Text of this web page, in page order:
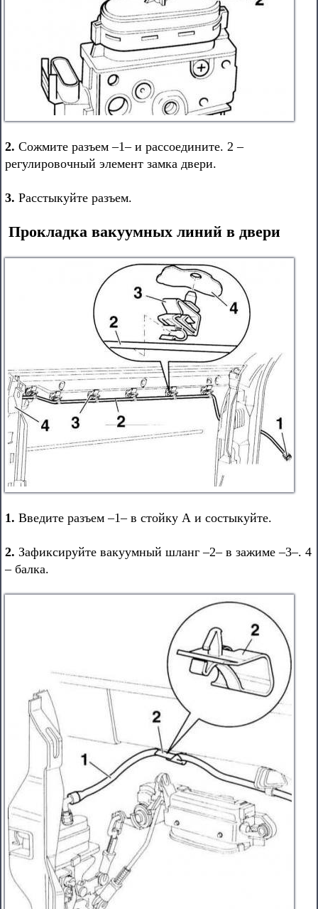
2. Сожмите разъем –1– и рассоедините. 2 –
регулировочный элемент замка двери.
3. Расстыкуйте разъем.
Прокладка вакуумных линий в двери
1. Введите разъем –1– в стойку А и состыкуйте.
2. Зафиксируйте вакуумный шланг –2– в зажиме –3–. 4
– балка.